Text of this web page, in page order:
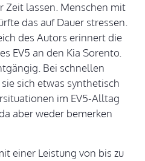
Zeit lassen. Menschen mit
das auf Dauer stressen.
des Autors erinnert die
EV5 an den Kia Sorento.
Bei schnellen
sich etwas synthetisch
im EV5-Alltag
aber weder bemerken
einer Leistung von bis zu